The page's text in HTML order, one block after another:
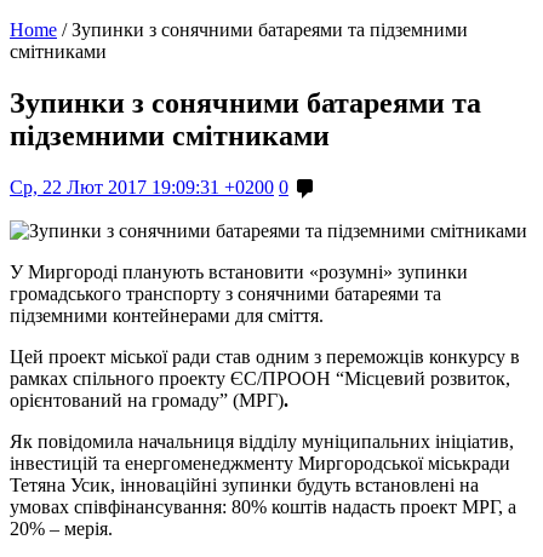
Home / Зупинки з сонячними батареями та підземними
смітниками
Зупинки з сонячними батареями та
підземними смітниками
Ср, 22 Лют 2017 19:09:31 +0200 0
У Миргороді планують встановити «розумні» зупинки
громадського транспорту з сонячними батареями та
підземними контейнерами для сміття.
Цей проект міської ради став одним з переможців конкурсу в
рамках спільного проекту ЄС/ПРООН “Місцевий розвиток,
орієнтований на громаду” (МРГ).
Як повідомила начальниця відділу муніципальних ініціатив,
інвестицій та енергоменеджменту Миргородської міськради
Тетяна Усик, інноваційні зупинки будуть встановлені на
умовах співфінансування: 80% коштів надасть проект МРГ, а
20% – мерія.